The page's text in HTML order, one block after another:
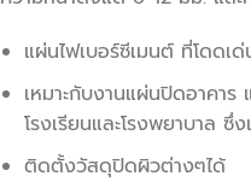
แผ่นไฟเบอร์ซีเมนต์ ที่โดด
เหมาะกับงานแผ่นปิดอาคา
โรงเรียนและโรงพยาบาล
ติดตั้งวัสดุปิดผิวต่างๆได้